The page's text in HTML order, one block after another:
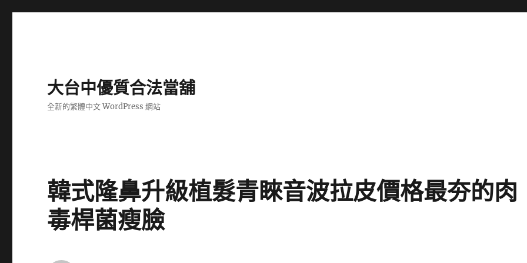
大台中優質合法當舖
全新的繁體中文 WordPress 網站
韓式隆鼻升級植髮青睞音波拉皮價格最夯的肉
毒桿菌瘦臉